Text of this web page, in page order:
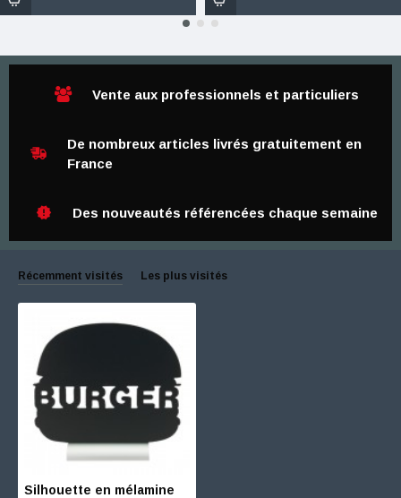
Vente aux professionnels et particuliers
De nombreux articles livrés gratuitement en
France
Des nouveautés référencées chaque semaine
Récemment visités Les plus visités
Silhouette en mélamine